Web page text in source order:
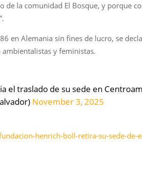
de la comunidad El Bosque, y porque
en Alemania sin fines de lucro, se
y feministas.
el traslado de su sede en
November 3, 2025
henrich-boll-retira-su-sede-de-